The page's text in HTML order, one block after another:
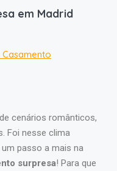
em Madrid
cenários românticos,
Foi nesse clima
passo a mais na
surpresa! Para que